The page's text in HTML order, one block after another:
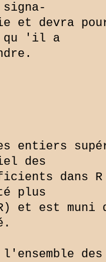
et devra
qu 'il a
entiers
des
dans
plus
et est
l'ensemble